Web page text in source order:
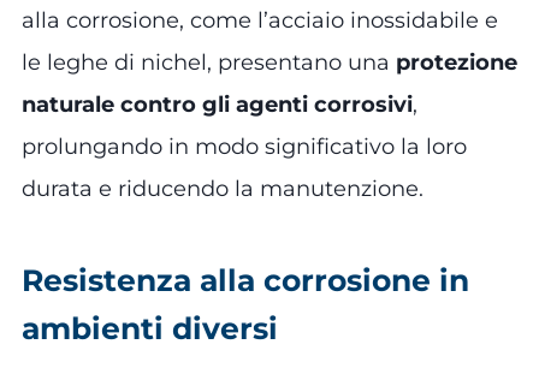
alla corrosione, come l’acciaio inossidabile e
le leghe di nichel, presentano una protezione
naturale contro gli agenti corrosivi,
prolungando in modo significativo la loro
durata e riducendo la manutenzione.
Resistenza alla corrosione in
ambienti diversi